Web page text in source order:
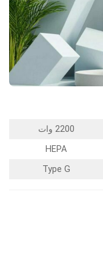
2200 وات
HEPA
Type G